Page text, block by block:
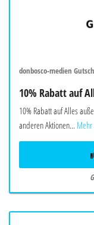
donbosco-medien
10% Rabatt auf
10% Rabatt auf Alles
anderen Aktionen... Mehr